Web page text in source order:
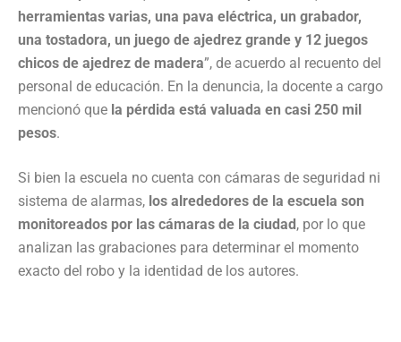
herramientas varias, una pava eléctrica, un grabador,
una tostadora, un juego de ajedrez grande y 12 juegos
chicos de ajedrez de madera”, de acuerdo al recuento del
personal de educación. En la denuncia, la docente a cargo
mencionó que la pérdida está valuada en casi 250 mil
pesos.
Si bien la escuela no cuenta con cámaras de seguridad ni
sistema de alarmas, los alrededores de la escuela son
monitoreados por las cámaras de la ciudad, por lo que
analizan las grabaciones para determinar el momento
exacto del robo y la identidad de los autores.